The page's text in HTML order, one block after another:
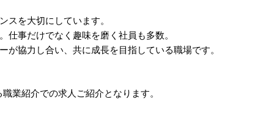
スを大切にしています。
仕事だけでなく趣味を磨く社員も多数。
協力し合い、共に成長を目指している職場です。
業紹介での求人ご紹介となります。